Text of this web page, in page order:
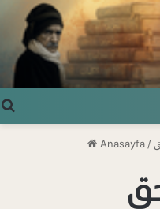
Anasayfa /